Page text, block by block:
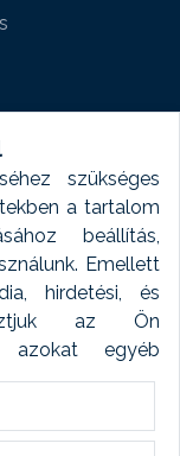
szükséges
a tartalom
beállítás,
Emellett
hirdetési, és
az Ön
azokat egyéb
A sütik
végzünk és
töröljük. A